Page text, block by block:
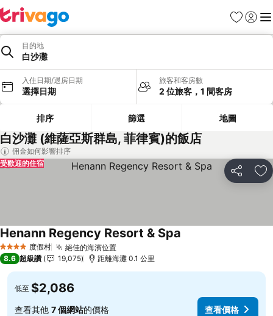
我的最愛
登入 選
目的地
白沙灘
入住日期/退房日期
選擇日期
旅客和客房數
2 位旅客，1 間客房
排序 篩選 地圖
白沙灘 (維薩亞斯群島, 菲律賓)的飯店
佣金如何影響排序
分享 加
受歡迎的住宿
4 星級 度假村 絕佳的海濱位置
Henann Regency Resort & Spa
8.6 超級讚 19,075 距離海灘 0.1 公里
低至 $2,086
查看其他 7 個網站的價格 查看價格